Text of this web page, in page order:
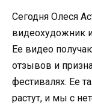
Сегодня Олеся
видеохудожник
Ее видео
отзывов и
фестивалях. Ее
растут, и мы с